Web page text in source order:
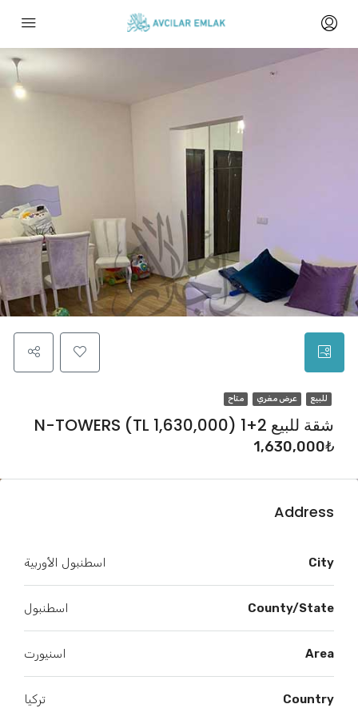
للبيع عرض مغري متاح
شقة للبيع 2+1 N-TOWERS (TL 1,630,000)
1,630,000₺
Address
City اسطنبول الأوربية
County/State اسطنبول
Area اسنيورت
Country تركيا